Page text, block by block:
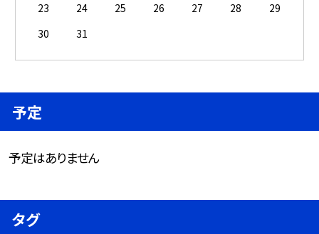
23
24 25 26 27 28
29
30
31
予定
予定はありません
タグ